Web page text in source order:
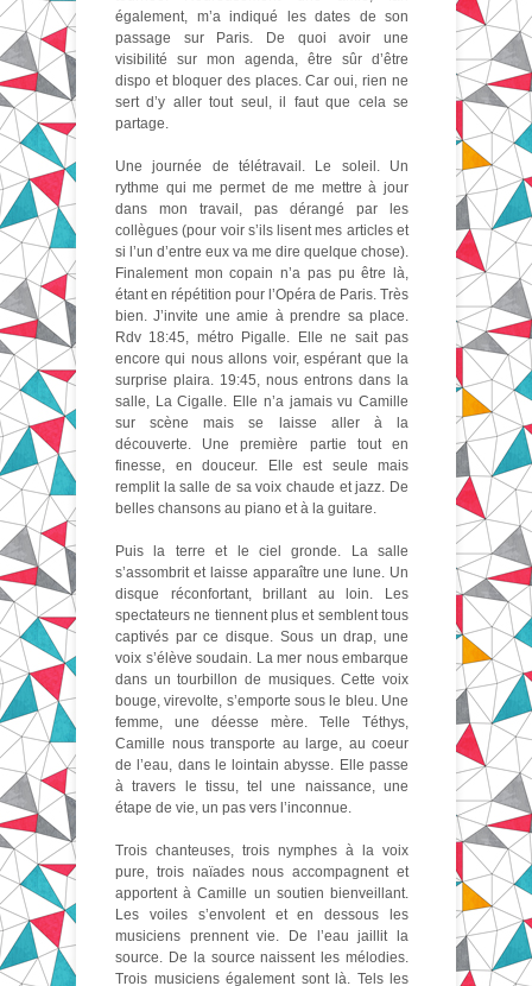
également, m’a indiqué les dates de son
passage sur Paris. De quoi avoir une
visibilité sur mon agenda, être sûr d’être
dispo et bloquer des places. Car oui, rien ne
sert d’y aller tout seul, il faut que cela se
partage.
Une journée de télétravail. Le soleil. Un
rythme qui me permet de me mettre à jour
dans mon travail, pas dérangé par les
collègues (pour voir s’ils lisent mes articles et
si l’un d’entre eux va me dire quelque chose).
Finalement mon copain n’a pas pu être là,
étant en répétition pour l’Opéra de Paris. Très
bien. J’invite une amie à prendre sa place.
Rdv 18:45, métro Pigalle. Elle ne sait pas
encore qui nous allons voir, espérant que la
surprise plaira. 19:45, nous entrons dans la
salle, La Cigalle. Elle n’a jamais vu Camille
sur scène mais se laisse aller à la
découverte. Une première partie tout en
finesse, en douceur. Elle est seule mais
remplit la salle de sa voix chaude et jazz. De
belles chansons au piano et à la guitare.
Puis la terre et le ciel gronde. La salle
s’assombrit et laisse apparaître une lune. Un
disque réconfortant, brillant au loin. Les
spectateurs ne tiennent plus et semblent tous
captivés par ce disque. Sous un drap, une
voix s’élève soudain. La mer nous embarque
dans un tourbillon de musiques. Cette voix
bouge, virevolte, s’emporte sous le bleu. Une
femme, une déesse mère. Telle Téthys,
Camille nous transporte au large, au coeur
de l’eau, dans le lointain abysse. Elle passe
à travers le tissu, tel une naissance, une
étape de vie, un pas vers l’inconnue.
Trois chanteuses, trois nymphes à la voix
pure, trois naïades nous accompagnent et
apportent à Camille un soutien bienveillant.
Les voiles s’envolent et en dessous les
musiciens prennent vie. De l’eau jaillit la
source. De la source naissent les mélodies.
Trois musiciens également sont là. Tels les